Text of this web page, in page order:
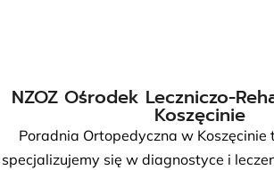
NZOZ Ośrodek Leczniczo-
Koszęcinie
Poradnia Ortopedyczna w Koszęcinie
specjalizujemy się w diagnostyce i